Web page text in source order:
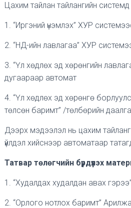
Цахим тайлан тайлангийн
1. “Иргэний үнэмлэх” ХУР
2. “НД-ийн лавлагаа” ХУР
3. “Үл хөдлөх эд хөрөнгийн
дугаараар автомат
4. “Үл хөдлөх эд хөрөнгө
төлсөн баримт” /төлбөрийн
Дээрх мэдээлэл нь цахим
үйлдэл хийснээр автоматаар
Татвар төлөгчийн бүрдүүлэх
1. “Худалдах худалдан авах гэрээ”
2. “Орлого нотлох баримт”